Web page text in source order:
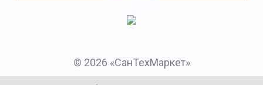
Мы в социальных сетях:
© 2026 «СанТехМаркет»